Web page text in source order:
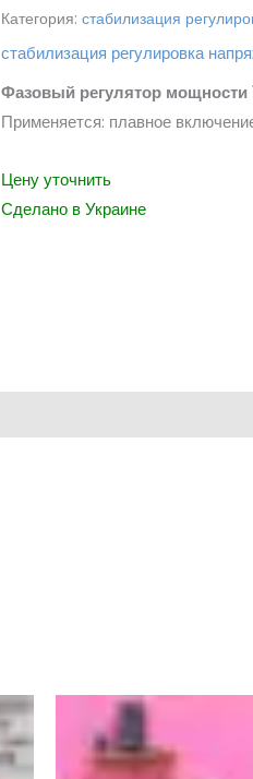
Категория:стабилизация
стабилизация регулировка
Фазовый регулятор мощности
Применяется: плавное
Цену уточнить
Сделано в Украине